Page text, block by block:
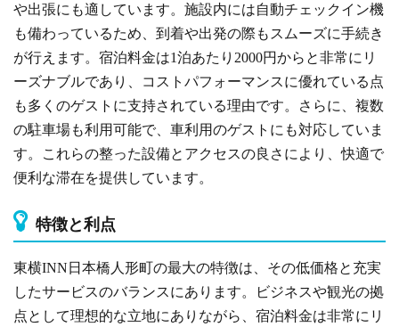
や出張にも適しています。施設内には自動チェックイン機
も備わっているため、到着や出発の際もスムーズに手続き
が行えます。宿泊料金は1泊あたり2000円からと非常にリ
ーズナブルであり、コストパフォーマンスに優れている点
も多くのゲストに支持されている理由です。さらに、複数
の駐車場も利用可能で、車利用のゲストにも対応していま
す。これらの整った設備とアクセスの良さにより、快適で
便利な滞在を提供しています。
特徴と利点
東横INN日本橋人形町の最大の特徴は、その低価格と充実
したサービスのバランスにあります。ビジネスや観光の拠
点として理想的な立地にありながら、宿泊料金は非常にリ